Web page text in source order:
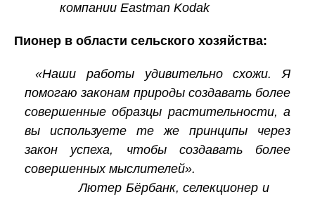
компании Eastman Kodak
Пионер в области сельского хозяйства:
«Наши работы удивительно схожи. Я
помогаю законам природы создавать более
совершенные образцы растительности, а
вы используете те же принципы через
закон успеха, чтобы создавать более
совершенных мыслителей».
Лютер Бёрбанк, селекционер и